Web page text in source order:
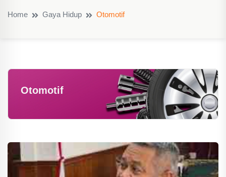
Home Gaya Hidup Otomotif
Otomotif